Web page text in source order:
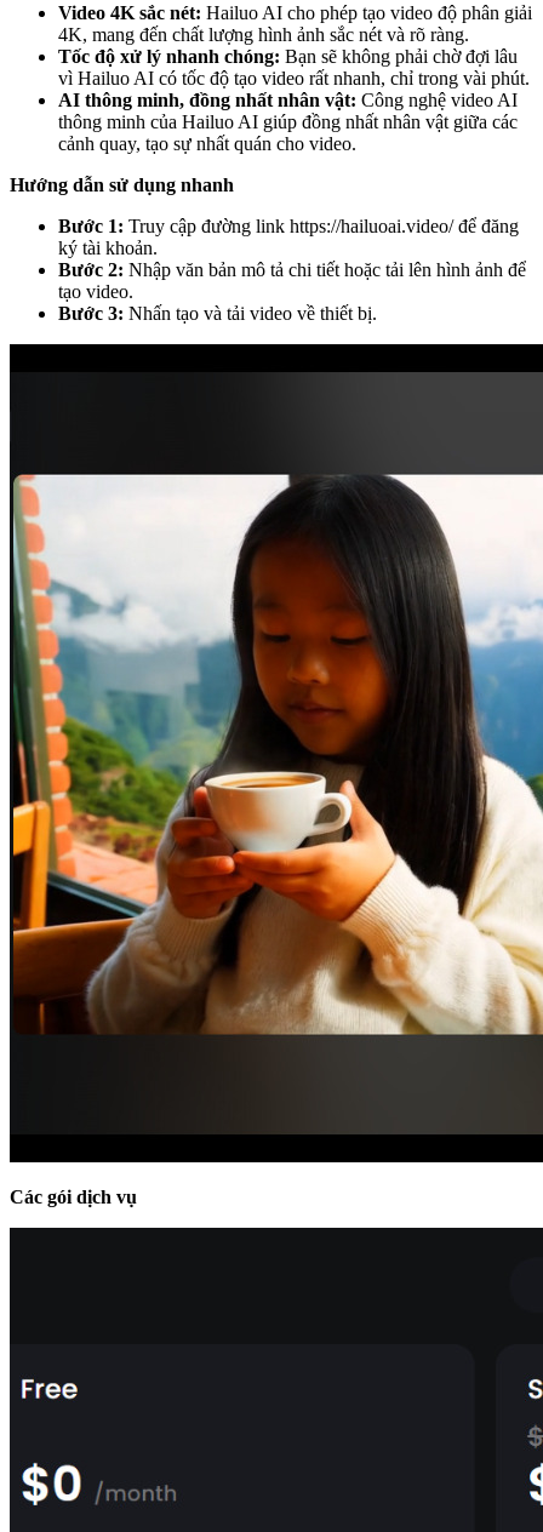
Video 4K sắc nét: Hailuo AI cho phép tạo video độ phân giải
4K, mang đến chất lượng hình ảnh sắc nét và rõ ràng.
Tốc độ xử lý nhanh chóng: Bạn sẽ không phải chờ đợi lâu
vì Hailuo AI có tốc độ tạo video rất nhanh, chỉ trong vài phút.
AI thông minh, đồng nhất nhân vật: Công nghệ video AI
thông minh của Hailuo AI giúp đồng nhất nhân vật giữa các
cảnh quay, tạo sự nhất quán cho video.
Hướng dẫn sử dụng nhanh
Bước 1: Truy cập đường link https://hailuoai.video/để đăng
ký tài khoản.
Bước 2: Nhập văn bản mô tả chi tiết hoặc tải lên hình ảnh để
tạo video.
Bước 3: Nhấn tạo và tải video về thiết bị.
Các gói dịch vụ